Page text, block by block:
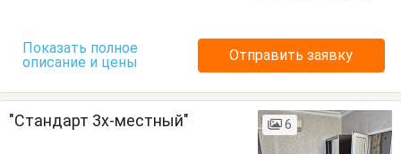
Показать полное
описание и цены
Отправить заявку
"Стандарт 3х-местный" 6